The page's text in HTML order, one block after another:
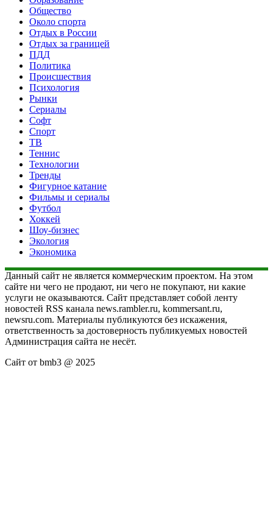
Общество
Около спорта
Отдых в России
Отдых за границей
ПДД
Политика
Происшествия
Психология
Рынки
Сериалы
Софт
Спорт
ТВ
Теннис
Технологии
Тренды
Фигурное катание
Фильмы и сериалы
Футбол
Хоккей
Шоу-бизнес
Экология
Экономика
Данный сайт не является коммерческим проектом. На этом
сайте ни чего не продают, ни чего не покупают, ни какие
услуги не оказываются. Сайт представляет собой ленту
новостей RSS канала news.rambler.ru, kommersant.ru,
newsru.com. Материалы публикуются без искажения,
ответственность за достоверность публикуемых новостей
Администрация сайта не несёт.
Сайт от bmb3 @ 2025